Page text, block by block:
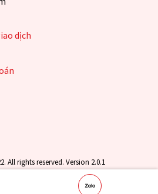
dịch
All rights reserved. Version 2.0.1